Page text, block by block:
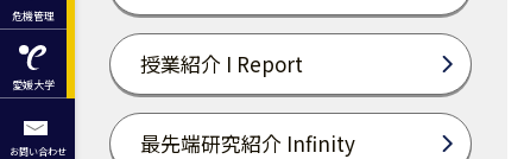
危機管理
愛媛大学
お問い合わせ
授業紹介 I Report
最先端研究紹介 Infinity